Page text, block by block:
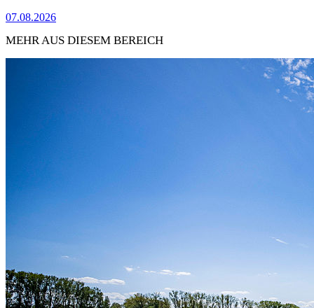
07.08.2026
MEHR AUS DIESEM BEREICH